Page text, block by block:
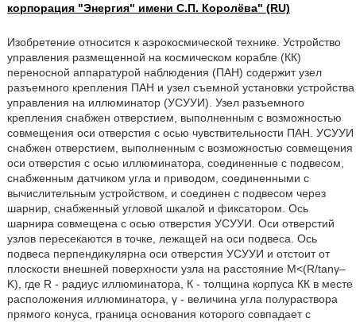
корпорация "Энергия" имени С.П. Королёва" (RU)
Изобретение относится к аэрокосмической технике. Устройство
управления размещенной на космическом корабле (КК)
переносной аппаратурой наблюдения (ПАН) содержит узел
разъемного крепления ПАН и узел съемной установки устройства
управления на иллюминатор (УСУУИ). Узел разъемного
крепления снабжен отверстием, выполненным с возможностью
совмещения оси отверстия с осью чувствительности ПАН. УСУУИ
снабжен отверстием, выполненным с возможностью совмещения
оси отверстия с осью иллюминатора, соединенные с подвесом,
снабженным датчиком угла и приводом, соединенными с
вычислительным устройством, и соединен с подвесом через
шарнир, снабженный угловой шкалой и фиксатором. Ось
шарнира совмещена с осью отверстия УСУУИ. Оси отверстий
узлов пересекаются в точке, лежащей на оси подвеса. Ось
подвеса перпендикулярна оси отверстия УСУУИ и отстоит от
плоскости внешней поверхности узла на расстояние М<(R/tanγ–
K), где R - радиус иллюминатора, К - толщина корпуса КК в месте
расположения иллюминатора, γ - величина угла полураствора
прямого конуса, граница основания которого совпадает с